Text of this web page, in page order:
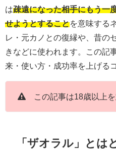
は疎遠になった相手にもう一
せようとすることを意味する
レ・元カノとの復縁や、昔の
きなどに使われます。この記
来・使い方・成功率を上げる
この記事は18歳以上を
「ザオラル」とは